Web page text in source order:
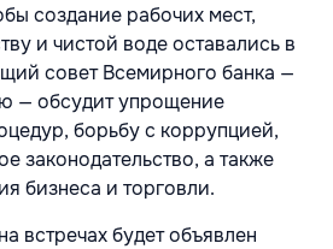
создание рабочих мест,
и чистой воде оставались в
совет Всемирного банка —
— обсудит упрощение
борьбу с коррупцией,
законодательство, а также
бизнеса и торговли.
встречах будет объявлен